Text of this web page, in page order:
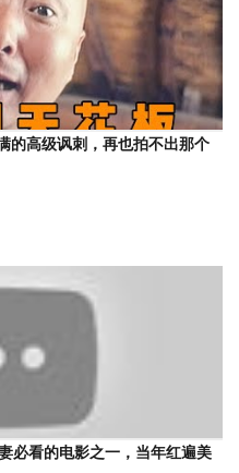
的高级讽刺，再也拍不出那个
必看的电影之一，当年红遍美